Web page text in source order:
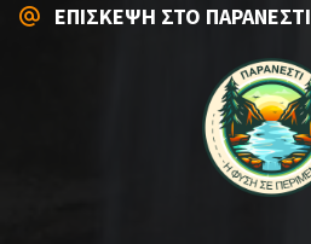
ΕΠΙΣΚΕΨΗ ΣΤΟ ΠΑΡΑΝΕΣΤΙ